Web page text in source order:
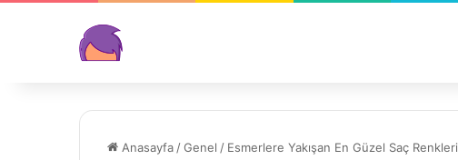
Anasayfa /Genel / Esmerlere Yakışan En Güzel Saç Renkleri